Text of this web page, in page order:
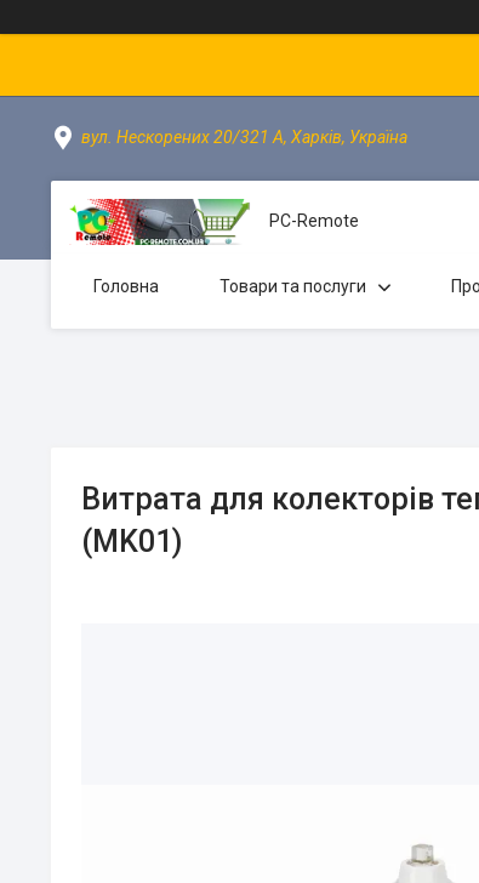
вул. Нескорених 20/321 А, Харків, Україна
PC-Remote
Головна Товари та послуги
Витрата для колекторів
(MK01)